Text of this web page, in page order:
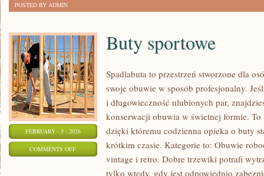
POSTED BY ADMIN
FEBRUARY - 3 - 2026
COMMENTS OFFON
Buty sportowe
Spadlabuta to przestrzeń stworzone dla
swoje obuwie w sposób profesjonalny.
i długowieczność ulubionych par,
konserwacji obuwia w świetnej formie. To
dzięki któremu codzienna opieka o buty
krótkim czasie. Kategorie to: Obuwie
vintage i retro. Dobre trzewiki potrafi
tylko wtedy, gdy jest odpowiednio